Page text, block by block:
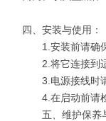
四、安装与使用：
1.安装前请确保
2.将它连接到适
3.电源接线时请
4.在启动前请检
五、维护保养